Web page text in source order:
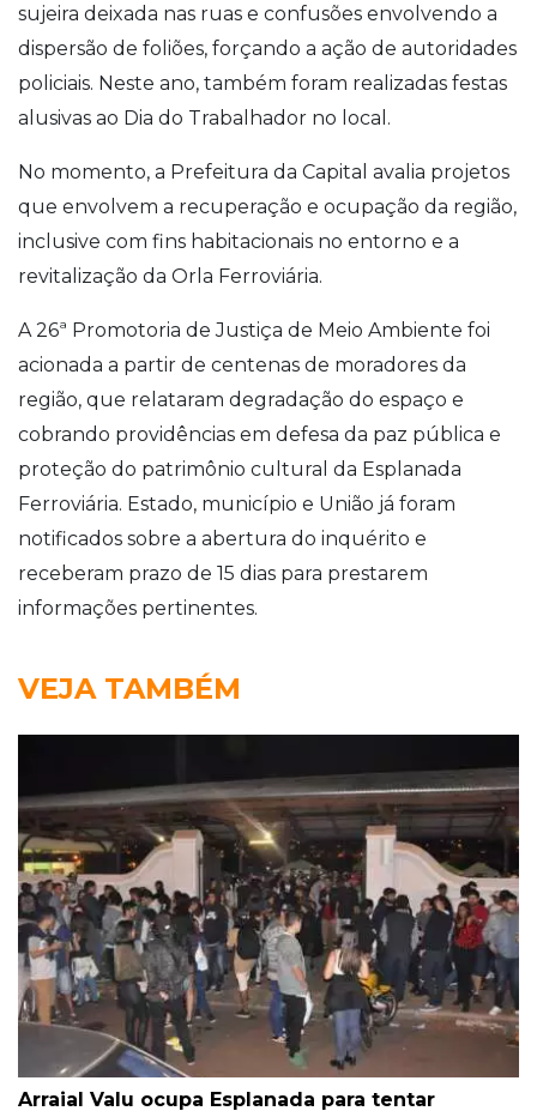
sujeira deixada nas ruas e confusões envolvendo a
dispersão de foliões, forçando a ação de autoridades
policiais. Neste ano, também foram realizadas festas
alusivas ao Dia do Trabalhador no local.
No momento, a Prefeitura da Capital avalia projetos
que envolvem a recuperação e ocupação da região,
inclusive com fins habitacionais no entorno e a
revitalização da Orla Ferroviária.
A 26ª Promotoria de Justiça de Meio Ambiente foi
acionada a partir de centenas de moradores da
região, que relataram degradação do espaço e
cobrando providências em defesa da paz pública e
proteção do patrimônio cultural da Esplanada
Ferroviária. Estado, município e União já foram
notificados sobre a abertura do inquérito e
receberam prazo de 15 dias para prestarem
informações pertinentes.
VEJA TAMBÉM
Arraial Valu ocupa Esplanada para tentar